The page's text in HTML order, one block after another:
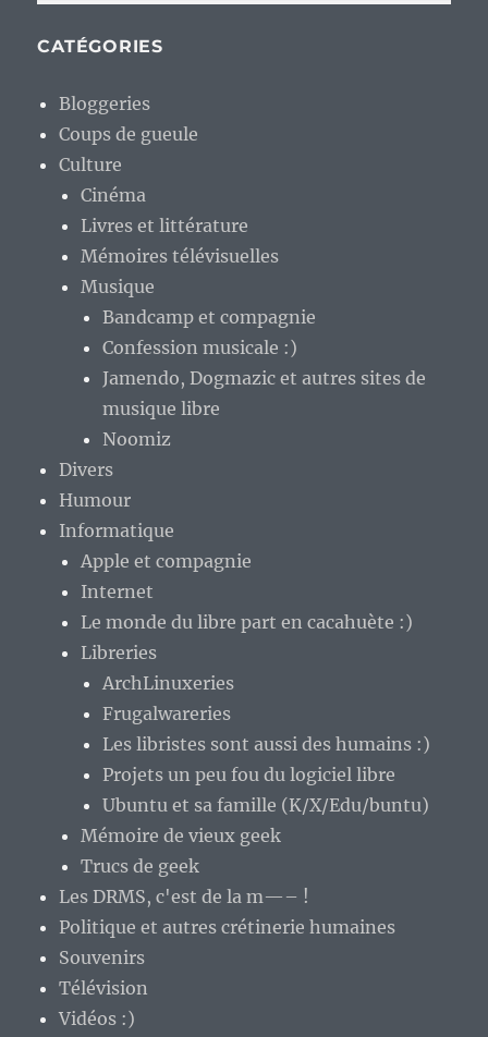
CATÉGORIES
Bloggeries
Coups de gueule
Culture
Cinéma
Livres et littérature
Mémoires télévisuelles
Musique
Bandcamp et compagnie
Confession musicale :)
Jamendo, Dogmazic et autres sites de
musique libre
Noomiz
Divers
Humour
Informatique
Apple et compagnie
Internet
Le monde du libre part en cacahuète :)
Libreries
ArchLinuxeries
Frugalwareries
Les libristes sont aussi des humains :)
Projets un peu fou du logiciel libre
Ubuntu et sa famille (K/X/Edu/buntu)
Mémoire de vieux geek
Trucs de geek
Les DRMS, c'est de la m—– !
Politique et autres crétinerie humaines
Souvenirs
Télévision
Vidéos :)